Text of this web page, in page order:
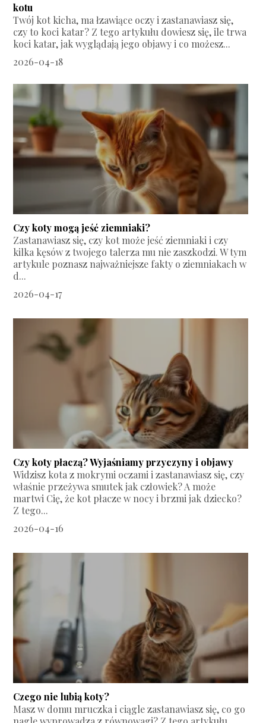
kotu
Twój kot kicha, ma łzawiące oczy i zastanawiasz się,
czy to koci katar? Z tego artykułu dowiesz się, ile trwa
koci katar, jak wyglądają jego objawy i co możesz...
2026-04-18
Czy koty mogą jeść ziemniaki?
Zastanawiasz się, czy kot może jeść ziemniaki i czy
kilka kęsów z twojego talerza mu nie zaszkodzi. W tym
artykule poznasz najważniejsze fakty o ziemniakach w
d...
2026-04-17
Czy koty płaczą? Wyjaśniamy przyczyny i objawy
Widzisz kota z mokrymi oczami i zastanawiasz się, czy
właśnie przeżywa smutek jak człowiek? A może
martwi Cię, że kot płacze w nocy i brzmi jak dziecko?
Z tego...
2026-04-16
Czego nie lubią koty?
Masz w domu mruczka i ciągle zastanawiasz się, co go